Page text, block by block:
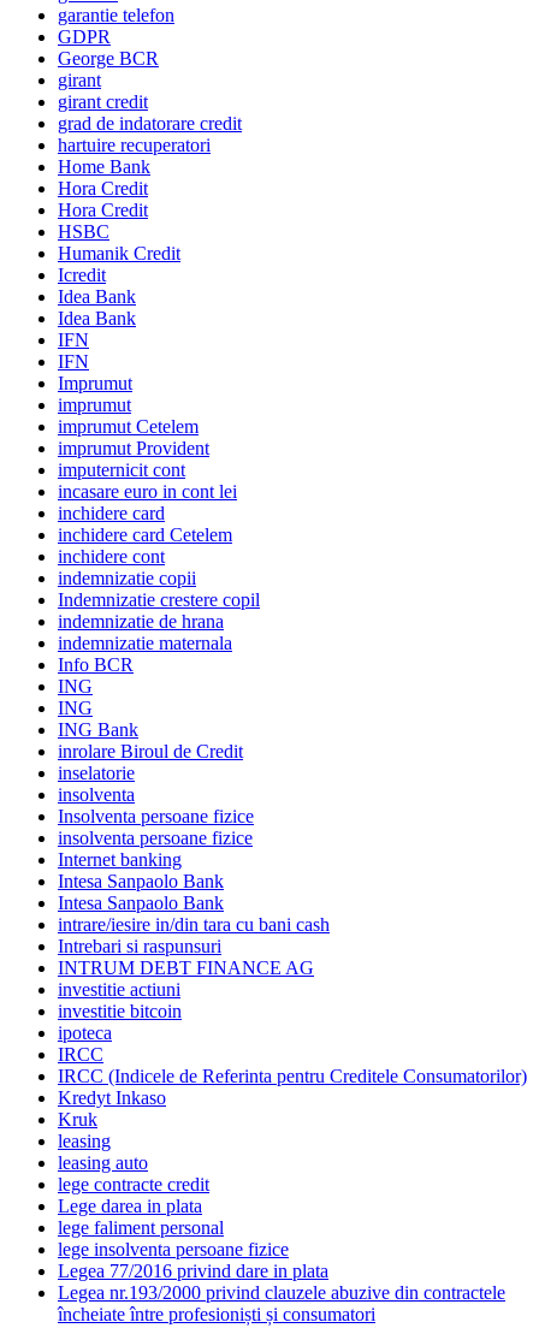
garantie telefon
GDPR
George BCR
girant
girant credit
grad de indatorare credit
hartuire recuperatori
Home Bank
Hora Credit
Hora Credit
HSBC
Humanik Credit
Icredit
Idea Bank
Idea Bank
IFN
IFN
Imprumut
imprumut
imprumut Cetelem
imprumut Provident
imputernicit cont
incasare euro in cont lei
inchidere card
inchidere card Cetelem
inchidere cont
indemnizatie copii
Indemnizatie crestere copil
indemnizatie de hrana
indemnizatie maternala
Info BCR
ING
ING
ING Bank
inrolare Biroul de Credit
inselatorie
insolventa
Insolventa persoane fizice
insolventa persoane fizice
Internet banking
Intesa Sanpaolo Bank
Intesa Sanpaolo Bank
intrare/iesire in/din tara cu bani cash
Intrebari si raspunsuri
INTRUM DEBT FINANCE AG
investitie actiuni
investitie bitcoin
ipoteca
IRCC
IRCC (Indicele de Referinta pentru Creditele Consumatorilor)
Kredyt Inkaso
Kruk
leasing
leasing auto
lege contracte credit
Lege darea in plata
lege faliment personal
lege insolventa persoane fizice
Legea 77/2016 privind dare in plata
Legea nr.193/2000 privind clauzele abuzive din contractele
încheiate între profesioniști și consumatori